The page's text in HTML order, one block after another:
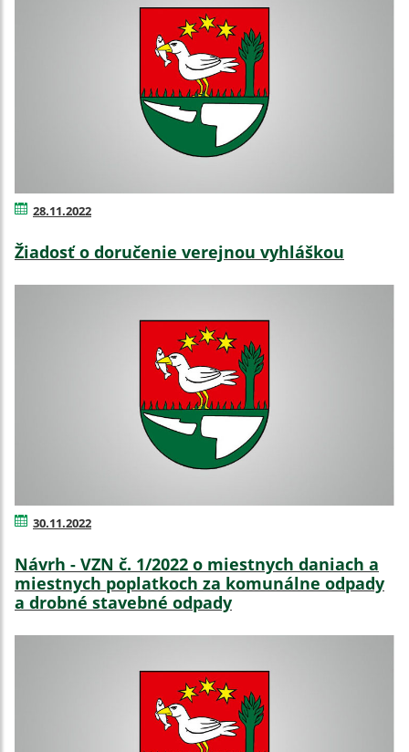
28.11.2022
Žiadosť o doručenie verejnou vyhláškou
30.11.2022
Návrh - VZN č. 1/2022 o miestnych daniach a
miestnych poplatkoch za komunálne odpady
a drobné stavebné odpady